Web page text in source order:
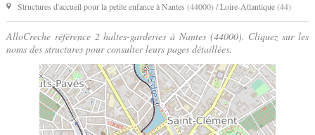
Structures d'accueil pour la petite enfance àNantes (44000) / Loire-Atlantique (44)
AlloCreche référence 2 haltes-garderies à Nantes (44000). Cliquez sur les
noms des structures pour consulter leurs pages détaillées.